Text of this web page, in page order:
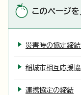
このページ
災害時の協定締
稲城市相互応援
連携協定の締結